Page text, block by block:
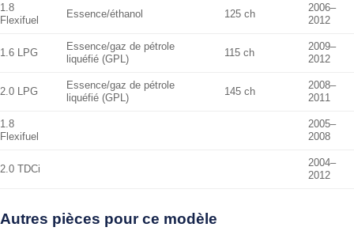
1.8
Flexifuel
Essence/éthanol 125 ch
2006–
2012
1.6 LPG
Essence/gaz de pétrole
liquéfié (GPL)
115 ch
2009–
2012
2.0 LPG
Essence/gaz de pétrole
liquéfié (GPL)
145 ch
2008–
2011
1.8
Flexifuel
2005–
2008
2.0 TDCi
2004–
2012
Autres pièces pour ce modèle